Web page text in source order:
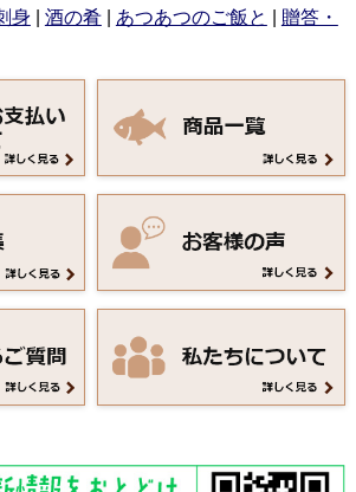
身| 酒の肴| あつあつのご飯と
贈答・